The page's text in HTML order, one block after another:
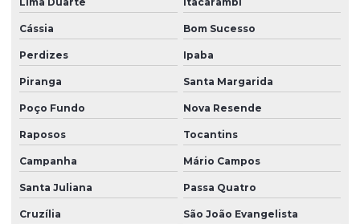
Cássia Bom Sucesso
Perdizes Ipaba
Piranga Santa Margarida
Poço Fundo Nova Resende
Raposos Tocantins
Campanha Mário Campos
Santa Juliana Passa Quatro
Cruzília São João Evangelista